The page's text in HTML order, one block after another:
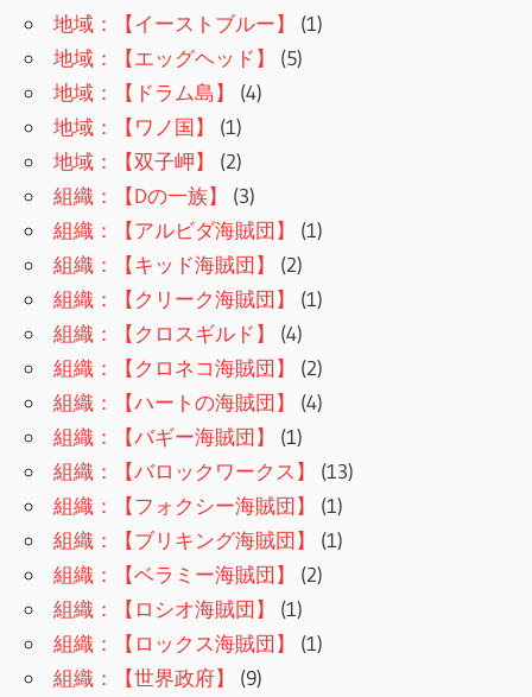
地域：【イーストブルー】
(1)
地域：【エッグヘッド】
(5)
地域：【ドラム島】
(4)
地域：【ワノ国】
(1)
地域：【双子岬】
(2)
組織：【Dの一族】
(3)
組織：【アルビダ海賊団】
(1)
組織：【キッド海賊団】
(2)
組織：【クリーク海賊団】
(1)
組織：【クロスギルド】
(4)
組織：【クロネコ海賊団】
(2)
組織：【ハートの海賊団】
(4)
組織：【バギー海賊団】
(1)
組織：【バロックワークス】
(13)
組織：【フォクシー海賊団】
(1)
組織：【ブリキング海賊団】
(1)
組織：【ベラミー海賊団】
(2)
組織：【ロシオ海賊団】
(1)
組織：【ロックス海賊団】
(1)
組織：【世界政府】
(9)